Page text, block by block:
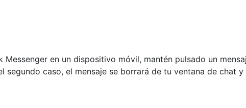
en un dispositivo móvil, mantén pulsado un
segundo caso, el mensaje se borrará de tu ventana de chat